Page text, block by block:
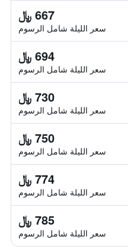
667 ﷼
سعر الليلة شامل الرسوم
694 ﷼
سعر الليلة شامل الرسوم
730 ﷼
سعر الليلة شامل الرسوم
750 ﷼
سعر الليلة شامل الرسوم
774 ﷼
سعر الليلة شامل الرسوم
785 ﷼
سعر الليلة شامل الرسوم